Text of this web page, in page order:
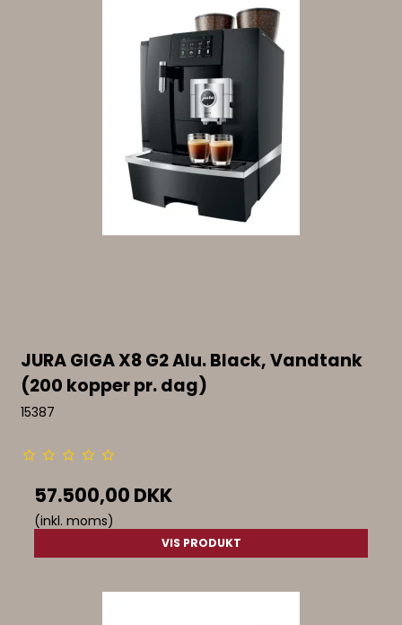
JURA GIGA X8 G2 Alu. Black, Vandtank
(200 kopper pr. dag)
15387
57.500,00 DKK
(inkl. moms)
VIS PRODUKT